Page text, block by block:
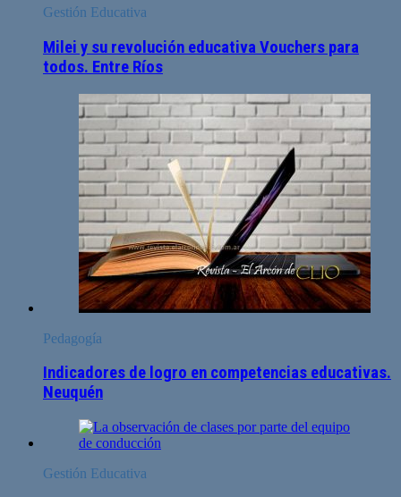
Gestión Educativa
Milei y su revolución educativa Vouchers para
todos. Entre Ríos
Pedagogía
Indicadores de logro en competencias educativas.
Neuquén
Gestión Educativa